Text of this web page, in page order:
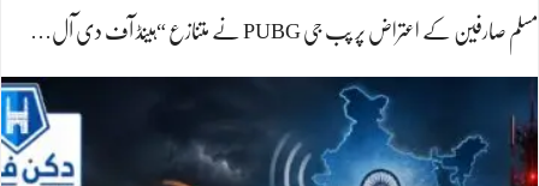
مسلم صارفین کے اعتراض پر پب جی PUBG نے متنازع “ہینڈ آف دی آل…